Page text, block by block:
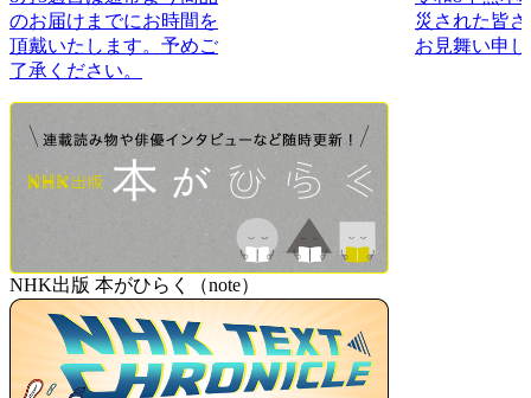
のお届けまでにお時間を
頂戴いたします。予めご
了承ください。
災された皆
お見舞い申
NHK出版 本がひらく（note）